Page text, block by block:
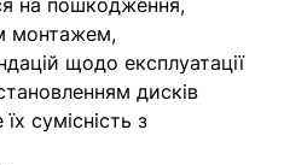
на пошкодження,
монтажем,
щодо експлуатації
дисків
сумісність з